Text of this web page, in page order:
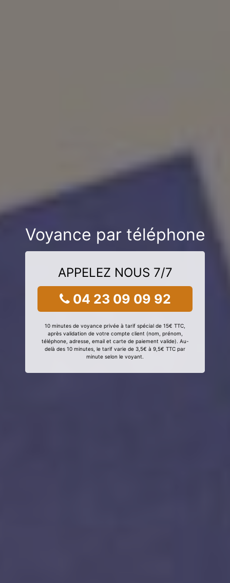
Voyance par téléphone
APPELEZ NOUS 7/7
04 23 09 09 92
10 minutes de voyance privée à tarif spécial de 15€ TTC,
après validation de votre compte client (nom, prénom,
téléphone, adresse, email et carte de paiement valide). Au-
delà des 10 minutes, le tarif varie de 3,5€ à 9,5€ TTC par
minute selon le voyant.